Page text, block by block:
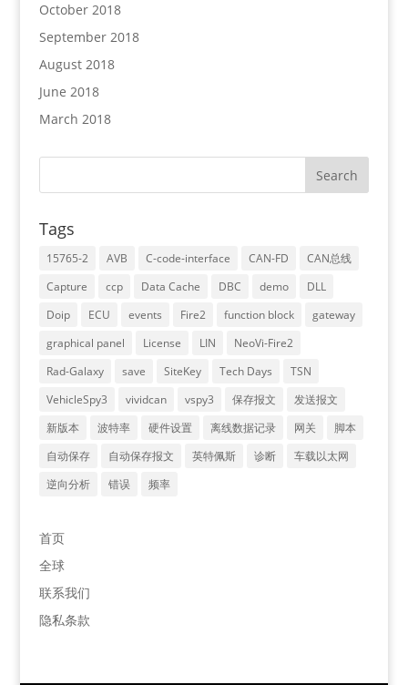
October 2018
September 2018
August 2018
June 2018
March 2018
Tags
15765-2 AVB C-code-interface CAN-FD
CAN总线
Capture
ccp Data Cache DBC demo
DLL
Doip
ECU events Fire2 function block
gateway
graphical panel
License LIN
NeoVi-Fire2
Rad-Galaxy
save SiteKey Tech Days
TSN
VehicleSpy3
vividcan vspy3 保存报文
发送报文
新版本
波特率 硬件设置 离线数据记录 网关
脚本
自动保存
自动保存报文 英特佩斯 诊断
车载以太网
逆向分析
错误 频率
首页
全球
联系我们
隐私条款